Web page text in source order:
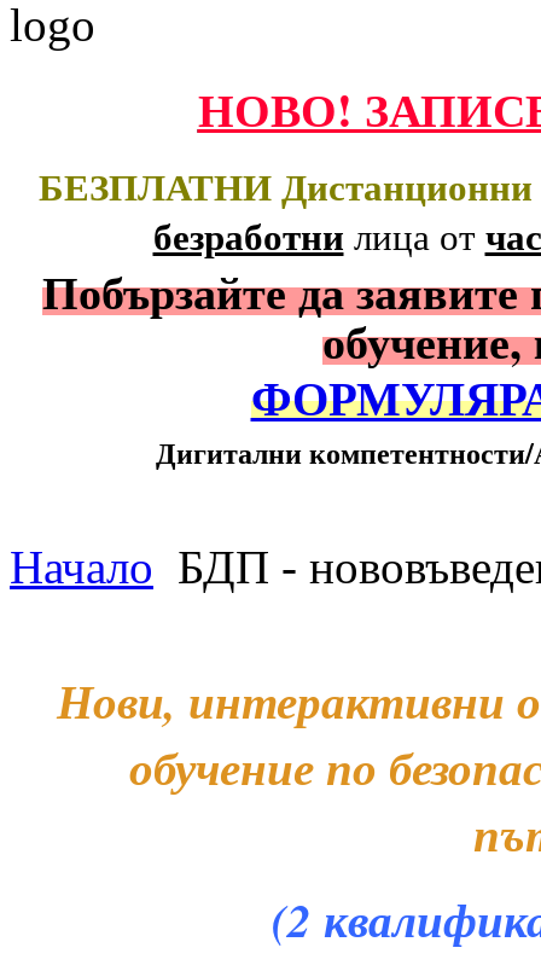
НОВО!
БЕЗПЛАТНИ Дистанционни
безработни лицаот
Побързайте да
Дигитални
Начало БДП -
Нови, интерактивни
обучение по
(2